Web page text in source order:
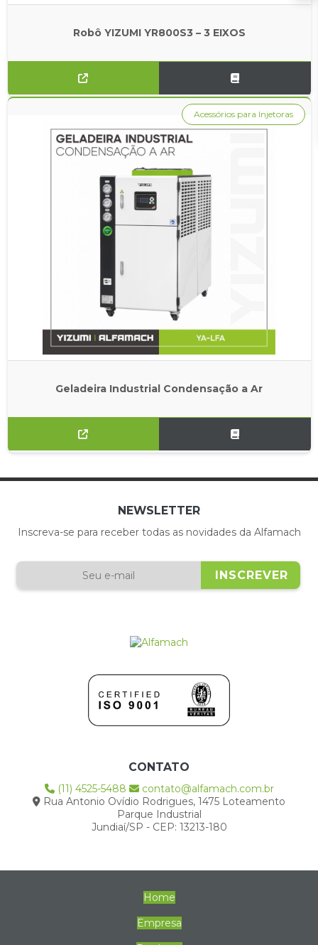
Robô YIZUMI YR800S3 – 3 EIXOS
Geladeira Industrial Condensação a Ar
Acessórios para Injetoras
NEWSLETTER
Inscreva-se para receber todas as novidades da Alfamach
CONTATO
(11) 4525-5488
contato@alfamach.com.br
Rua Antonio Ovídio Rodrigues, 1475 Loteamento
Parque Industrial
Jundiaí/SP - CEP: 13213-180
Home
Empresa